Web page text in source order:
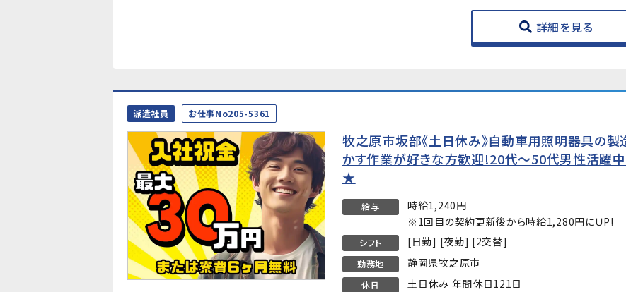
詳細を見る
派遣社員 お仕事No205-5361
牧之原市坂部《土日休み》自動車用照明器具の製
かす作業が好きな方歓迎!20代～50代男性活躍
★
給与
時給1,240円
※1回目の契約更新後から時給1,280円にＵP!
シフト [日勤] [夜勤] [2交替]
勤務地 静岡県牧之原市
休日
土日休み 年間休日121日